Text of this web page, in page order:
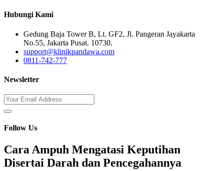
Hubungi Kami
Gedung Baja Tower B, Lt. GF2, Jl. Pangeran Jayakarta
No.55, Jakarta Pusat. 10730.
support@klinikpandawa.com
0811-742-777
Newsletter
Follow Us
Cara Ampuh Mengatasi Keputihan
Disertai Darah dan Pencegahannya